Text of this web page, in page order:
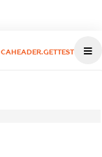
CAHEADER.GETTEST